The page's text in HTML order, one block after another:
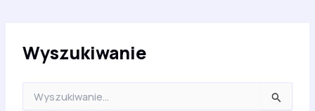
Wyszukiwanie